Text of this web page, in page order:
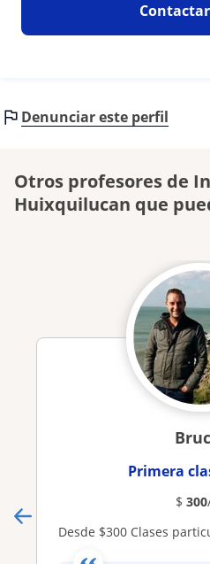
Denunciar este perfil
Otros profesores de
Huixquilucan que
Primera
$ 300
Desde $300 Clases particulares